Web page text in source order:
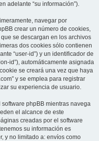
adelante “su información”).
navegar por
crear un número de cookies,
se descargan en los archivos
dos cookies sólo contienen
“user-id”) y un identificador de
id”), automáticamente asignada
se creará una vez que haya
y se emplea para registrar
su experiencia de usuario.
phpBB mientras navega
el alcance de este
creadas por el software
su información es
y no limitado a: envíos como